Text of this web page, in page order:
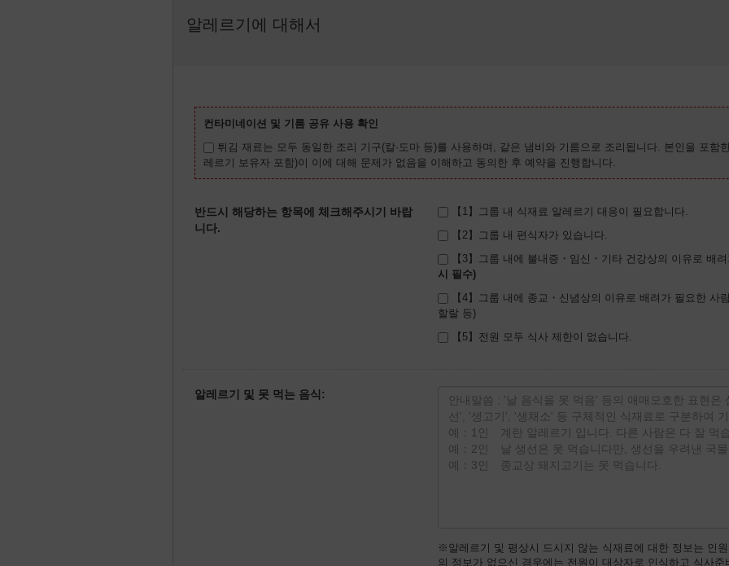
알레르기에 대해서
컨타미네이션 및 기름 공유 사용 확인
튀김 재료는 모두 동일한 조리 기구(칼·도마 등)를 사용하며, 같은 냄비와 기름으로 조리됩니다. 본인을 포함
레르기 보유자 포함)이 이에 대해 문제가 없음을 이해하고 동의한 후 예약을 진행합니다.
반드시 해당하는 항목에 체크해주시기 바랍
니다.
【1】그룹 내 식재료 알레르기 대응이 필요합니다.
【2】그룹 내 편식자가 있습니다.
【3】그룹 내에 불내증・임신・기타 건강상의 이유로 배
【4】그룹 내에 종교・신념상의 이유로 배려가 필요한 사
할랄 등)
【5】전원 모두 식사 제한이 없습니다.
알레르기 및 못 먹는 음식:
※알레르기 및 평상시 드시지 않는 식재료에 대한 정보는 인
의 정보가 없으신 경우에는 전원이 대상자로 인식하고 식사준